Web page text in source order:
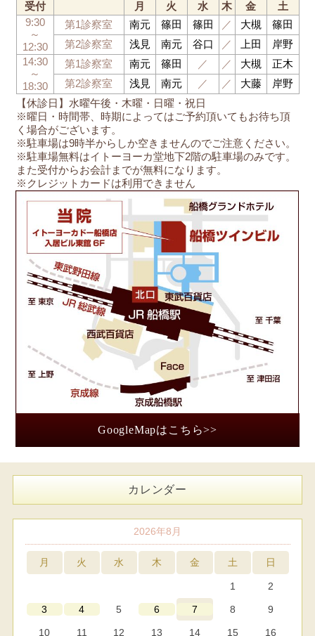
【休診日】水曜午後・木曜・日曜・祝日
※曜日・時間帯、時期によってはご予約頂いてもお待ち頂
く場合がございます。
※駐車場は9時半からしか空きませんのでご注意ください。
※駐車場無料はイトーヨーカ堂地下2階の駐車場のみです。
また受付からお会計までが無料になります。
※クレジットカードは利用できません
受付 月 火 水 木 金
土
9:30
～
12:30
第1診察室 南元 篠田 篠田 ／ 大槻
篠田
第2診察室
浅見 南元 谷口 ／ 上田
岸野
14:30
～
18:30
第1診察室 南元 篠田 ／ ／ 大槻
正木
第2診察室
浅見 南元 ／ ／ 大藤 岸野
GoogleMapはこちら>>
カレンダー
2026年8月
月 火 水 木 金 土 日
1 2
3 4 5 6 7 8 9
10 11 12 13 14 15 16